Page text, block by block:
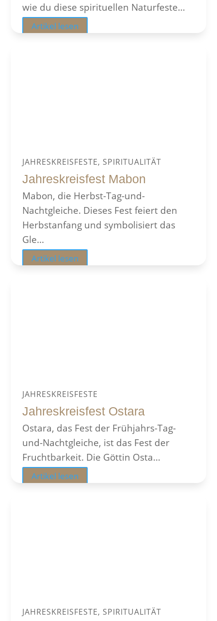
wie du diese spirituellen Naturfeste...
Artikel lesen
JAHRESKREISFESTE, SPIRITUALITÄT
Jahreskreisfest Mabon
Mabon, die Herbst-Tag-und-
Nachtgleiche. Dieses Fest feiert den
Herbstanfang und symbolisiert das
Gle...
Artikel lesen
JAHRESKREISFESTE
Jahreskreisfest Ostara
Ostara, das Fest der Frühjahrs-Tag-
und-Nachtgleiche, ist das Fest der
Fruchtbarkeit. Die Göttin Osta...
Artikel lesen
JAHRESKREISFESTE, SPIRITUALITÄT